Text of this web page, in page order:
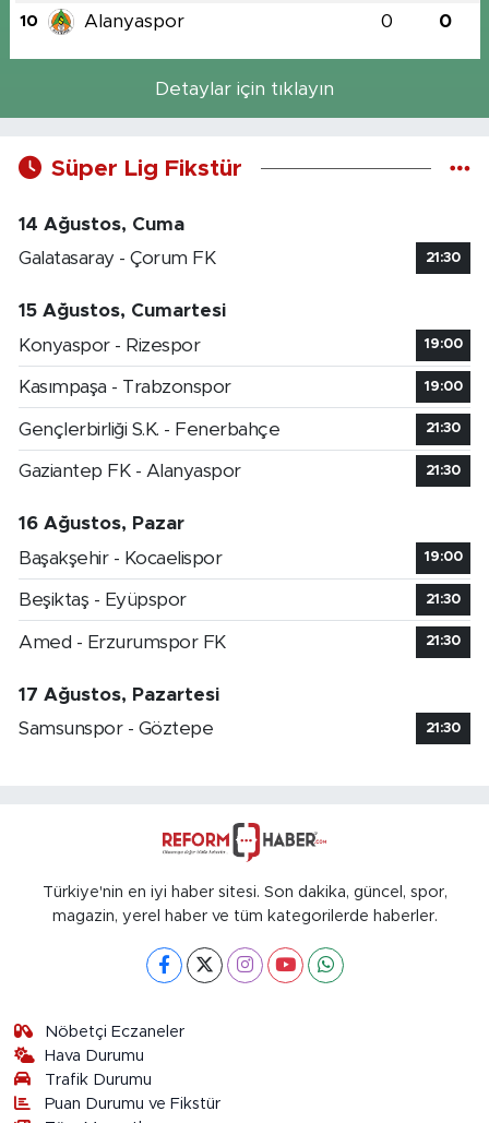
10 Alanyaspor 0 0
Detaylar için tıklayın
Süper Lig Fikstür
14 Ağustos, Cuma
Galatasaray - Çorum FK
21:30
15 Ağustos, Cumartesi
Konyaspor - Rizespor
19:00
Kasımpaşa - Trabzonspor 19:00
Gençlerbirliği S.K. - Fenerbahçe 21:30
Gaziantep FK - Alanyaspor 21:30
16 Ağustos, Pazar
Başakşehir - Kocaelispor
19:00
Beşiktaş - Eyüpspor 21:30
Amed - Erzurumspor FK 21:30
17 Ağustos, Pazartesi
Samsunspor - Göztepe
21:30
Türkiye'nin en iyi haber sitesi. Son dakika, güncel, spor,
magazin, yerel haber ve tüm kategorilerde haberler.
Nöbetçi Eczaneler
Hava Durumu
Trafik Durumu
Puan Durumu ve Fikstür